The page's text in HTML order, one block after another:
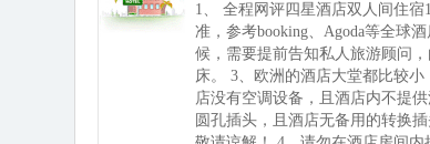
1、 全程 网评四星酒店双人间住宿1
准，参考booking、Agoda等全球
候，需要提前告知私人旅游顾问
床。 3、欧洲的酒店大堂都比较
店没有空调设备，且酒店内不提
圆孔插头，且酒店无备用的转换